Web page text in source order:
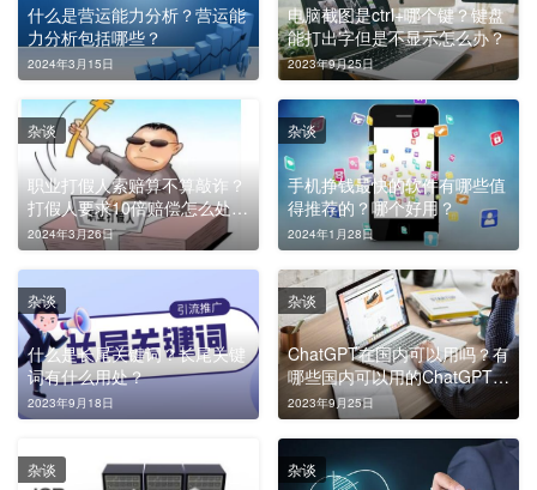
什么是营运能力分析？营运能
力分析包括哪些？
2024年3月15日
电脑截图是ctrl+哪个键？键盘
能打出字但是不显示怎么办？
2023年9月25日
职业打假人索赔算不算敲诈？
打假人要求10倍赔偿怎么处
理？
2024年3月26日
杂谈
手机挣钱最快的软件有哪些值
得推荐的？哪个好用？
2024年1月28日
杂谈
什么是长尾关键词？长尾关键
词有什么用处？
2023年9月18日
杂谈
ChatGPT在国内可以用吗？有
哪些国内可以用的ChatGPT软
件？
2023年9月25日
杂谈
杂谈 杂谈